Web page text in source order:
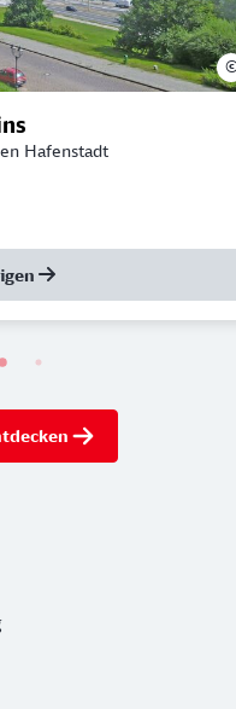
Hafenstadt